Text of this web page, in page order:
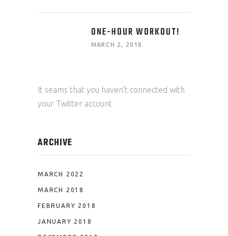
ONE-HOUR WORKOUT!
MARCH 2, 2018
It seams that you haven't connected with
your Twitter account
ARCHIVE
MARCH 2022
MARCH 2018
FEBRUARY 2018
JANUARY 2018